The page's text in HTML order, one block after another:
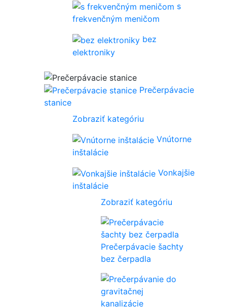
s
frekvenčným meničom
bez
elektroniky
Prečerpávacie
stanice
Zobraziť kategóriu
Vnútorne
inštalácie
Vonkajšie
inštalácie
Zobraziť kategóriu
Prečerpávacie šachty
bez čerpadla